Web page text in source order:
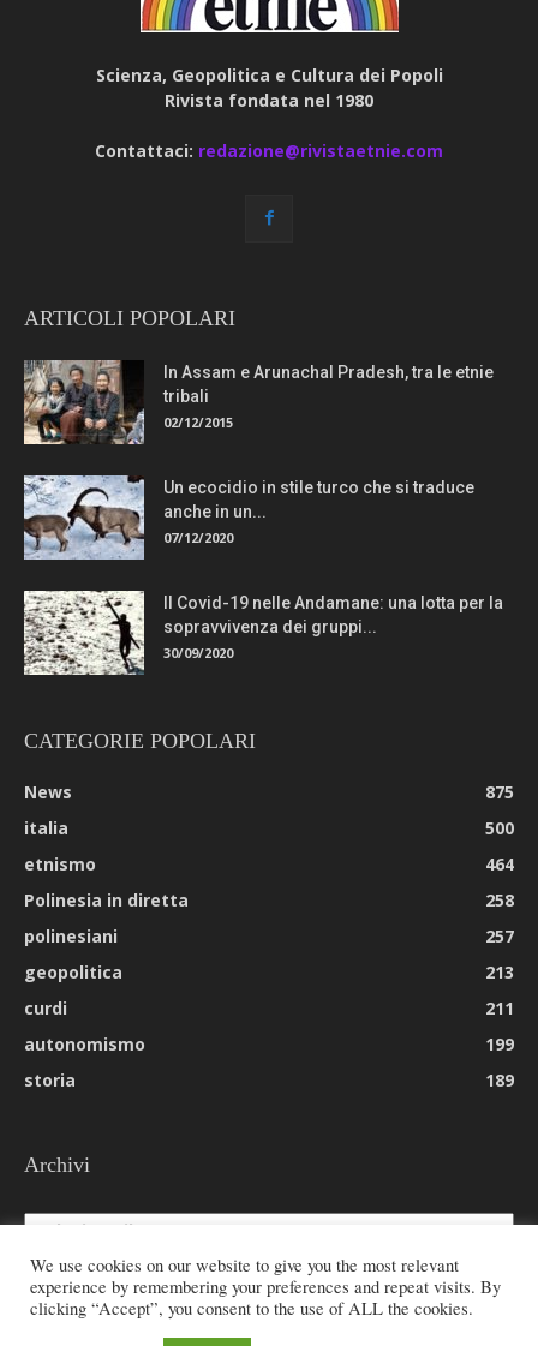
Scienza, Geopolitica e Cultura dei Popoli
Rivista fondata nel 1980
Contattaci: redazione@rivistaetnie.com
ARTICOLI POPOLARI
In Assam e Arunachal Pradesh, tra le etnie
tribali
02/12/2015
Un ecocidio in stile turco che si traduce
anche in un...
07/12/2020
Il Covid-19 nelle Andamane: una lotta per la
sopravvivenza dei gruppi...
30/09/2020
CATEGORIE POPOLARI
News
875
italia
500
etnismo
464
Polinesia in diretta
258
polinesiani
257
geopolitica
213
curdi
211
autonomismo
199
storia
189
Archivi
Archivi
We use cookies on our website to give you the most relevant
experience by remembering your preferences and repeat visits. By
clicking “Accept”, you consent to the use of ALL the cookies.